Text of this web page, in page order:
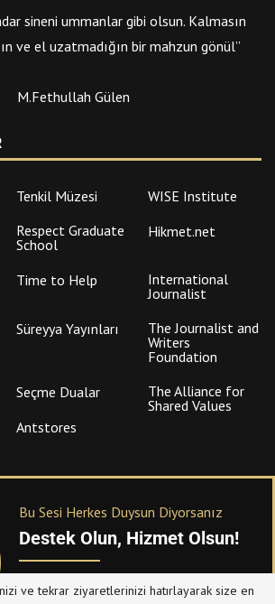
sineni ummanlar gibi olsun. Kalmasın
ve el uzatmadığın bir mahzun gönül”
M.Fethullah Gülen
Tenkil Müzesi
WISE Institute
Respect Graduate
School
Hikmet.net
Time to Help
International
Journalist
Süreyya Yayınları
The Journalist and
Writers
Foundation
Seçme Dualar
The Alliance for
Shared Values
Antstores
Bu Sesi Herkes Duysun Diyorsanız
Destek Olun, Hizmet Olsun!
PATREONüzerinden sitemize bağışta
ve tekrar ziyaretlerinizi hatırlayarak size en